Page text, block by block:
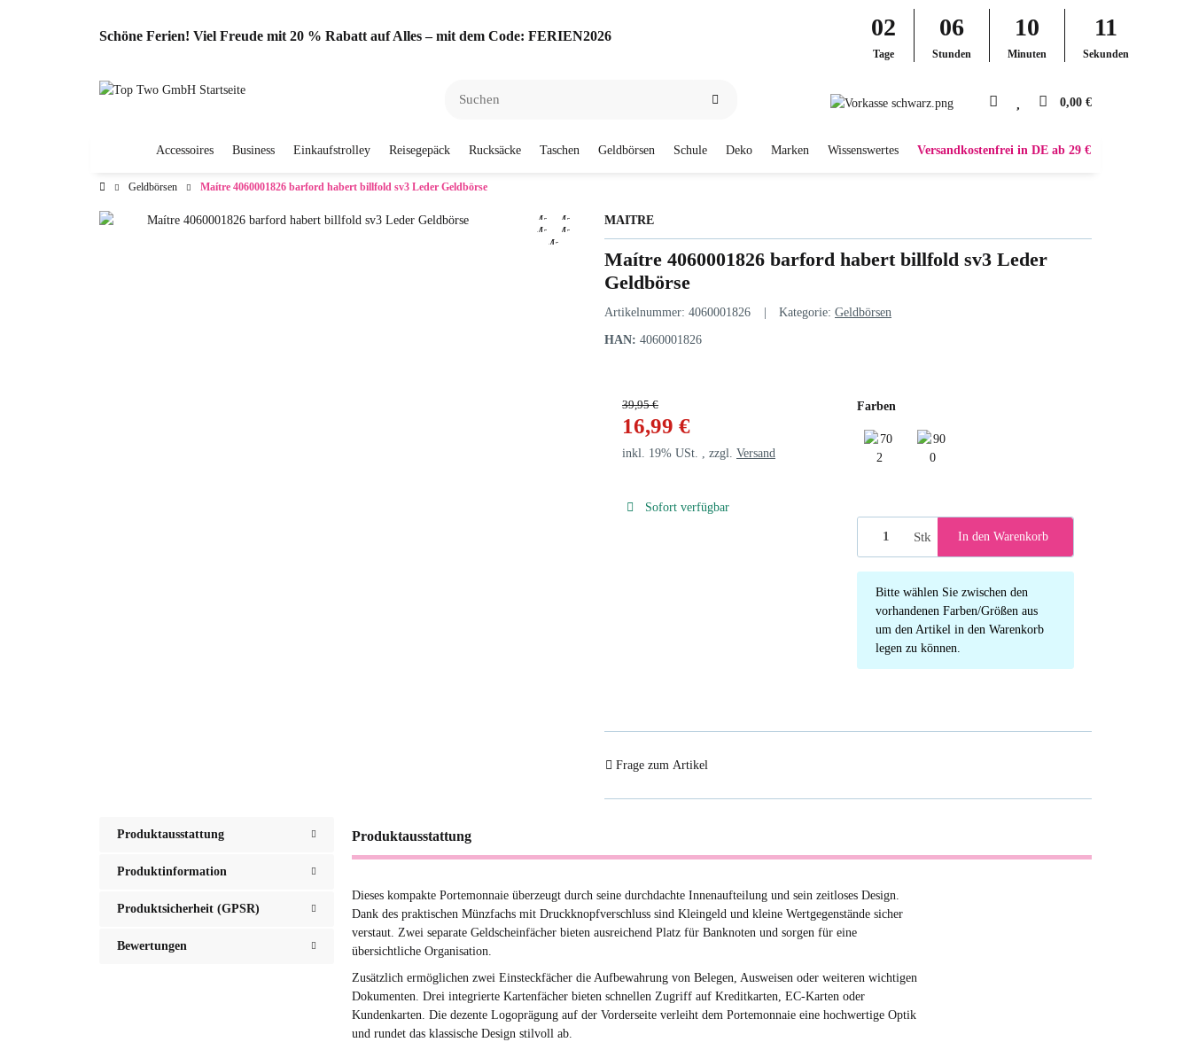
Schöne Ferien! Viel Freude mit 20 % Rabatt auf Alles – mit dem Code: FERIEN2026 02
Tage
06
Stunden
10
Minuten
10
Sekunden
0,00 €
Accessoires Business Einkaufstrolley Reisegepäck Rucksäcke Taschen Geldbörsen Schule Deko Marken Wissenswertes Versandkostenfrei in DE ab 29 €
Geldbörsen Maítre 4060001826 barford habert billfold sv3 Leder Geldbörse
MAITRE
Maítre 4060001826 barford habert billfold sv3 Leder
Geldbörse
Artikelnummer: 4060001826 Kategorie: Geldbörsen
HAN: 4060001826
39,95 €
16,99 €
inkl. 19% USt. , zzgl. Versand
Sofort verfügbar
Farben
Stk In den Warenkorb
x
Bitte wählen Sie zwischen den
vorhandenen Farben/Größen aus
um den Artikel in den Warenkorb
legen zu können.
Frage zum Artikel
Produktausstattung
Produktinformation
Produktsicherheit (GPSR)
Bewertungen
Produktausstattung
Dieses kompakte Portemonnaie überzeugt durch seine durchdachte Innenaufteilung und sein zeitloses Design.
Dank des praktischen Münzfachs mit Druckknopfverschluss sind Kleingeld und kleine Wertgegenstände sicher
verstaut. Zwei separate Geldscheinfächer bieten ausreichend Platz für Banknoten und sorgen für eine
übersichtliche Organisation.
Zusätzlich ermöglichen zwei Einsteckfächer die Aufbewahrung von Belegen, Ausweisen oder weiteren wichtigen
Dokumenten. Drei integrierte Kartenfächer bieten schnellen Zugriff auf Kreditkarten, EC-Karten oder
Kundenkarten. Die dezente Logoprägung auf der Vorderseite verleiht dem Portemonnaie eine hochwertige Optik
und rundet das klassische Design stilvoll ab.